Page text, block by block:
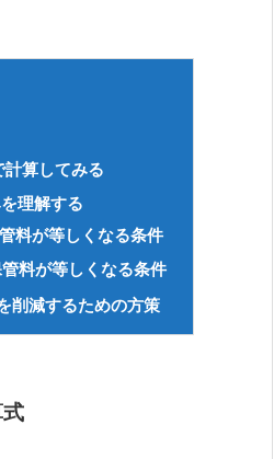
算してみる
理解する
料が等しくなる条件
料が等しくなる条件
削減するための方策